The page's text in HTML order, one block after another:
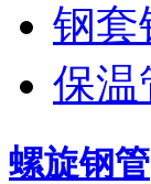
钢套
保温
螺旋钢管